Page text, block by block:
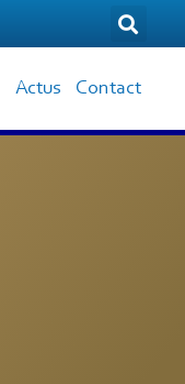
Actus Contact